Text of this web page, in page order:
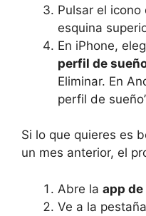
Pulsar el
esquina
En iPhone,
perfil de
Eliminar. En
perfil de
Si lo que quieres es
un mes anterior, el
Abre la app
Ve a la